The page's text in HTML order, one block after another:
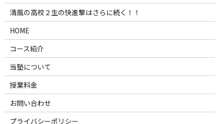
清風の高校２生の快進撃はさらに続く！！
HOME
コース紹介
当塾について
授業料金
お問い合わせ
プライバシーポリシー